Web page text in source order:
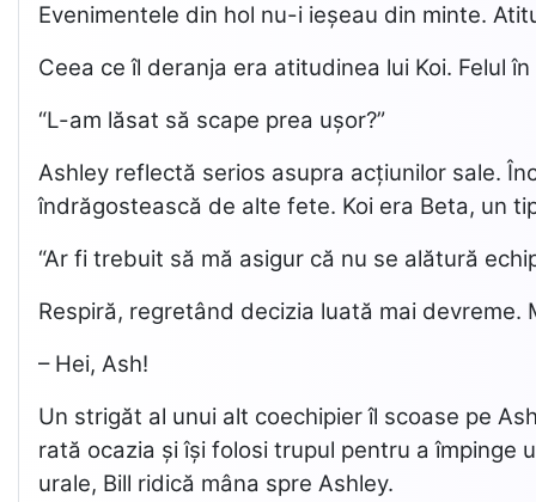
Evenimentele din hol nu-i ieșeau din minte.
Ceea ce îl deranja era atitudinea lui Koi. Felul
“L-am lăsat să scape prea ușor?”
Ashley reflectă serios asupra acțiunilor sale.
îndrăgostească de alte fete. Koi era Beta, un
“Ar fi trebuit să mă asigur că nu se alătură
Respiră, regretând decizia luată mai
– Hei, Ash!
Un strigăt al unui alt coechipier îl scoase pe
rată ocazia și își folosi trupul pentru a împinge
urale, Bill ridică mâna spre Ashley.